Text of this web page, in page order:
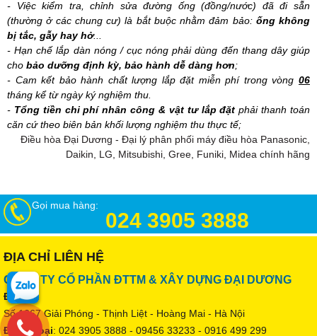
- Việc kiểm tra, chỉnh sửa đường ống (đồng/nước) đã đi sẵn
(thường ở các chung cư) là bắt buộc nhằm đảm bảo: ống không
bị tắc, gẫy hay hở...
- Hạn chế lắp dàn nóng / cục nóng phải dùng đến thang dây giúp
cho bảo dưỡng định kỳ, bảo hành dễ dàng hơn;
- Cam kết bảo hành chất lượng lắp đặt miễn phí trong vòng 06
tháng kể từ ngày ký nghiệm thu.
- Tổng tiền chi phí nhân công & vật tư lắp đặt phải thanh toán
căn cứ theo biên bản khối lượng nghiệm thu thực tế;
Điều hòa Đại Dương - Đại lý phân phối máy điều hòa Panasonic,
Daikin, LG, Mitsubishi, Gree, Funiki, Midea chính hãng
Gọi mua hàng:
024 3905 3888
ĐỊA CHỈ LIÊN HỆ
CÔNG TY CỔ PHẦN ĐTTM & XÂY DỰNG ĐẠI DƯƠNG
Địa chỉ:
Số 1267 Giải Phóng - Thịnh Liệt - Hoàng Mai - Hà Nội
Điện thoại: 024 3905 3888 - 09456 33233 - 0916 499 299